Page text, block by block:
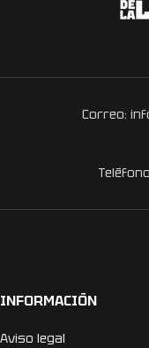
Correo:
INFORMACIÓN
Aviso legal